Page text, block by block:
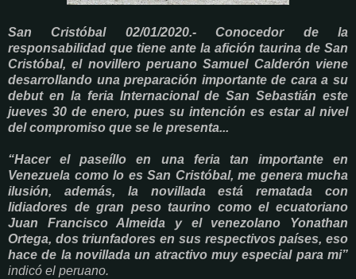
San Cristóbal 02/01/2020.- Conocedor de la
responsabilidad que tiene ante la afición taurina de San
Cristóbal, el novillero peruano Samuel Calderón viene
desarrollando una preparación importante de cara a su
debut en la feria Internacional de San Sebastián este
jueves 30 de enero, pues su intención es estar al nivel
del compromiso que se le presenta...
“Hacer el paseíllo en una feria tan importante en
Venezuela como lo es San Cristóbal, me genera mucha
ilusión, además, la novillada está rematada con
lidiadores de gran peso taurino como el ecuatoriano
Juan Francisco Almeida y el venezolano Yonathan
Ortega, dos triunfadores en sus respectivos países, eso
hace de la novillada un atractivo muy especial para mi”
indicó el peruano.